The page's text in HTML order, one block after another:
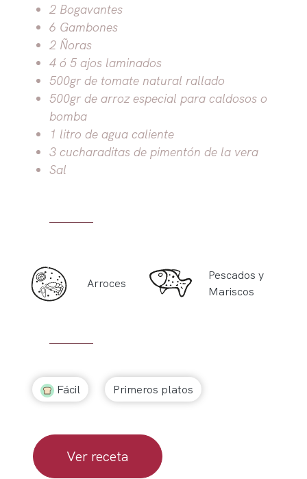
2 Bogavantes
6 Gambones
2 Ñoras
4 ó 5 ajos laminados
500gr de tomate natural rallado
500gr de arroz especial para caldosos o
bomba
1 litro de agua caliente
3 cucharaditas de pimentón de la vera
Sal
Arroces
Pescados y
Mariscos
Fácil Primeros platos
Ver receta